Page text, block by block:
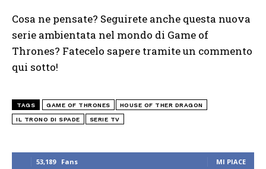
53,189 Fans MI PIACE
Cosa ne pensate? Seguirete anche questa nuova
serie ambientata nel mondo di Game of
Thrones? Fatecelo sapere tramite un commento
qui sotto!
TAGS GAME OF THRONES HOUSE OF THER DRAGON
IL TRONO DI SPADE SERIE TV